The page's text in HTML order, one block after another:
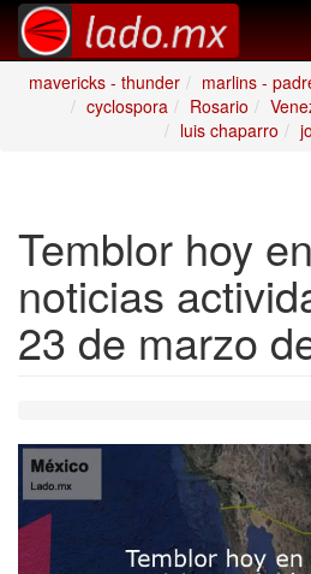
mavericks - thunder
marlins -
cyclospora
Rosario
luis chaparro
Temblor hoy
noticias
23 de marzo